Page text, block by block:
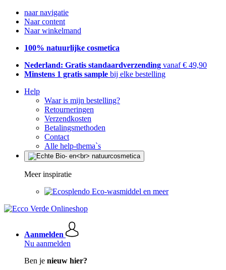
naar navigatie
Naar content
Naar winkelmand
100% natuurlijke cosmetica
Nederland: Gratis standaardverzending vanaf € 49,90
Minstens 1 gratis sample bij elke bestelling
Help
Waar is mijn bestelling?
Retourneringen
Verzendkosten
Betalingsmethoden
Contact
Alle help-thema`s
Meer inspiratie
Eco-wasmiddel en meer
Aanmelden
Nu aanmelden
Ben je nieuw hier?